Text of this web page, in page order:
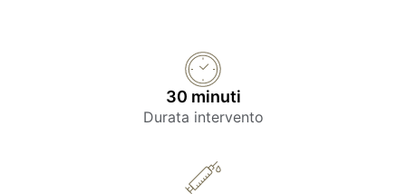
30 minuti
Durata intervento